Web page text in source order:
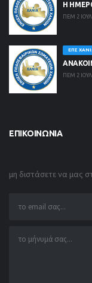
Η
ΠΕΜ 2 ΙΟΥΛ
ΕΠΣ
ΠΕΜ 2 ΙΟΥΛ
ΕΠΙΚΟΙΝΩΝΊΑ
μη διστάσετε να μας